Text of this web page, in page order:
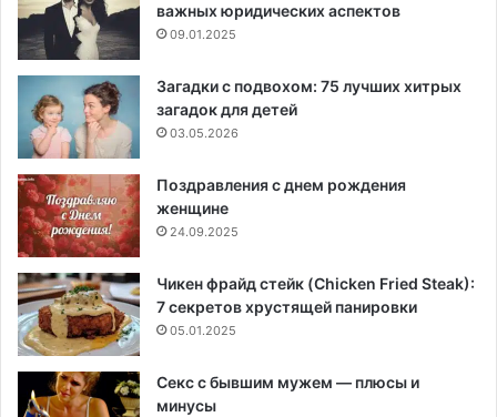
важных юридических аспектов
09.01.2025
Загадки с подвохом: 75 лучших хитрых
загадок для детей
03.05.2026
Поздравления с днем рождения
женщине
24.09.2025
Чикен фрайд стейк (Chicken Fried Steak):
7 секретов хрустящей панировки
05.01.2025
Секс с бывшим мужем — плюсы и
минусы